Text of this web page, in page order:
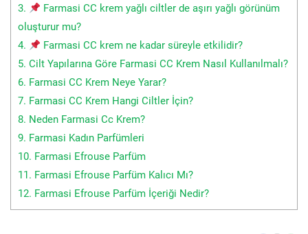
3.
Farmasi CC krem yağlı ciltler de aşırı yağlı görünüm
oluşturur mu?
4.
Farmasi CC krem ne kadar süreyle etkilidir?
5. Cilt Yapılarına Göre Farmasi CC Krem Nasıl Kullanılmalı?
6. Farmasi CC Krem Neye Yarar?
7. Farmasi CC Krem Hangi Ciltler İçin?
8. Neden Farmasi Cc Krem?
9. Farmasi Kadın Parfümleri
10. Farmasi Efrouse Parfüm
11. Farmasi Efrouse Parfüm Kalıcı Mı?
12. Farmasi Efrouse Parfüm İçeriği Nedir?